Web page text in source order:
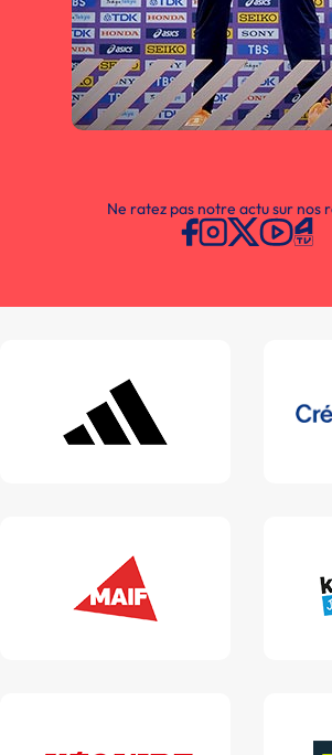
Ne ratez pas notre actu sur nos